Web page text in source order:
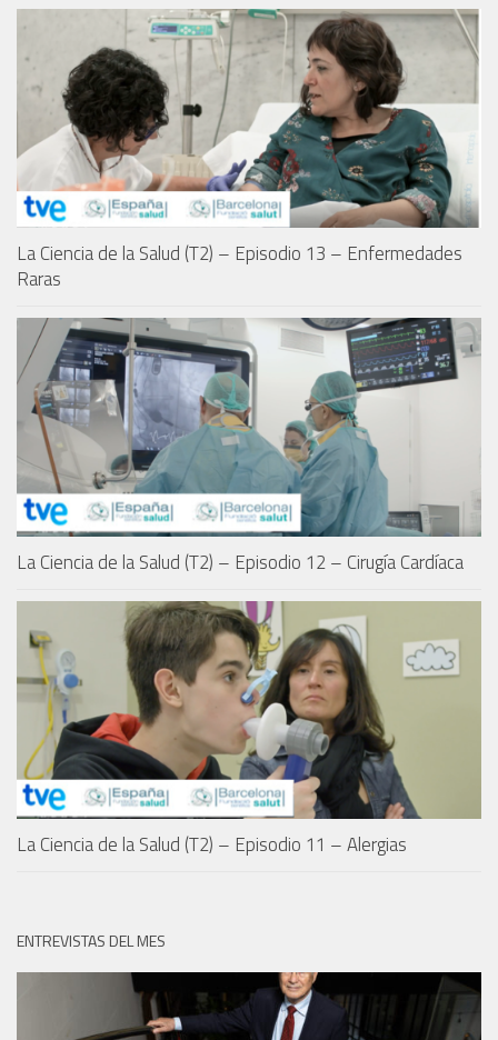
La Ciencia de la Salud (T2) – Episodio 13 – Enfermedades
Raras
La Ciencia de la Salud (T2) – Episodio 12 – Cirugía Cardíaca
La Ciencia de la Salud (T2) – Episodio 11 – Alergias
ENTREVISTAS DEL MES